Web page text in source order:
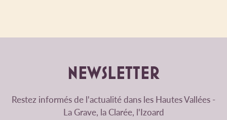
NEWSLETTER
Restez informés de l'actualité dans les Hautes Vallées -
La Grave, la Clarée, l'Izoard